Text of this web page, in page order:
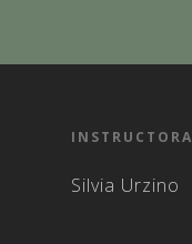
INSTRUCTORA
Silvia Urzino